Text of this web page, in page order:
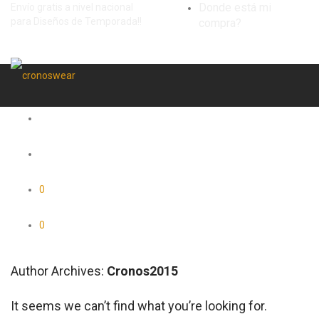
0
0
Author Archives: Cronos2015
It seems we can’t find what you’re looking for.